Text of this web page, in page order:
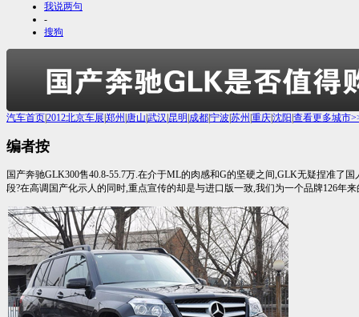
我说两句
-
搜狗
汽车首页2012北京车展 郑州 唐山 武汉 昆明 成都宁波 苏州 重庆沈阳 查看更多城市
编者按
国产奔驰GLK300售40.8-55.7万.在介于ML的肉感和G的坚硬之间,GLK无疑捏准了
段?在高调国产化示人的同时,重点宣传的却是与进口版一致,我们为一个品牌126年